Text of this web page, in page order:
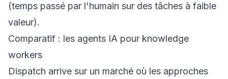
(temps passé par l'humain sur des tâches à faible
valeur).
Comparatif : les agents IA pour knowledge
workers
Dispatch arrive sur un marché où les approches